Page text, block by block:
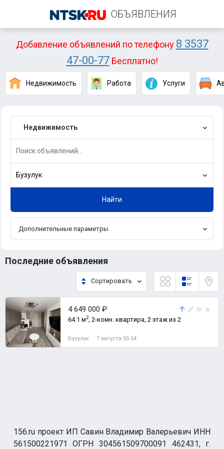
ОБЪЯВЛЕНИЯ
Добавление объявлений по телефону 8 3537
47-00-77Бесплатно!
Недвижимость Работа Услуги
Недвижимость
Бузулук
Найти
Дополнительные параметры
Последние объявления
Сортировать
4 649 000 ₽
64.1 м2, 2-комн. квартира, 2 этаж из 2
Бузулук 7 августа 05:54
156.ru проект ИП Савин Владимир Валерьевич ИНН
561500221971 ОГРН 304561509700091 462431, г.